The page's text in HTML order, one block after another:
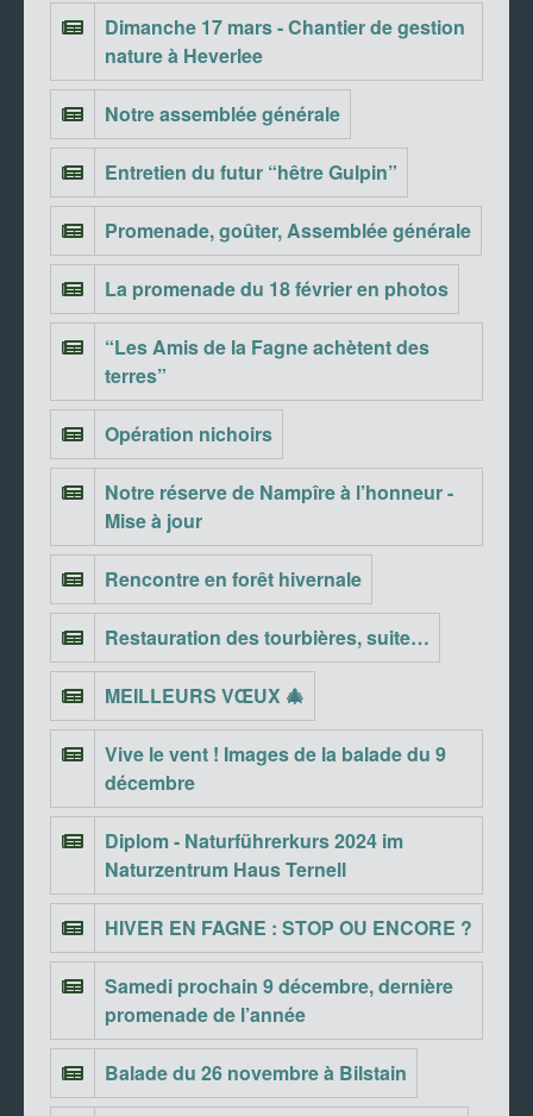
Dimanche 17 mars - Chantier de gestion
nature à Heverlee
Notre assemblée générale
Entretien du futur “hêtre Gulpin”
Promenade, goûter, Assemblée générale
La promenade du 18 février en photos
“Les Amis de la Fagne achètent des
terres”
Opération nichoirs
Notre réserve de Nampîre à l’honneur -
Mise à jour
Rencontre en forêt hivernale
Restauration des tourbières, suite…
MEILLEURS VŒUX 🎄
Vive le vent ! Images de la balade du 9
décembre
Diplom - Naturführerkurs 2024 im
Naturzentrum Haus Ternell
HIVER EN FAGNE : STOP OU ENCORE ?
Samedi prochain 9 décembre, dernière
promenade de l’année
Balade du 26 novembre à Bilstain